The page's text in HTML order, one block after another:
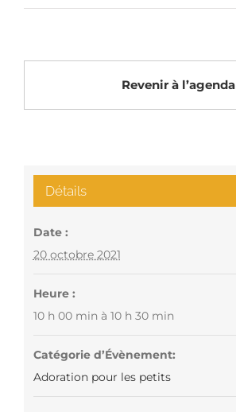
Revenir à l’agenda
Détails
Date :
20 octobre 2021
Heure :
10 h 00 min à 10 h 30 min
Catégorie d’Évènement:
Adoration pour les petits